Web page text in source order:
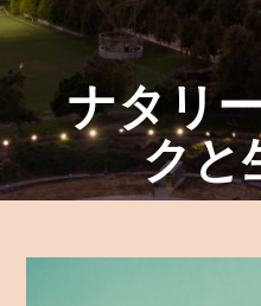
ナタリ
クと